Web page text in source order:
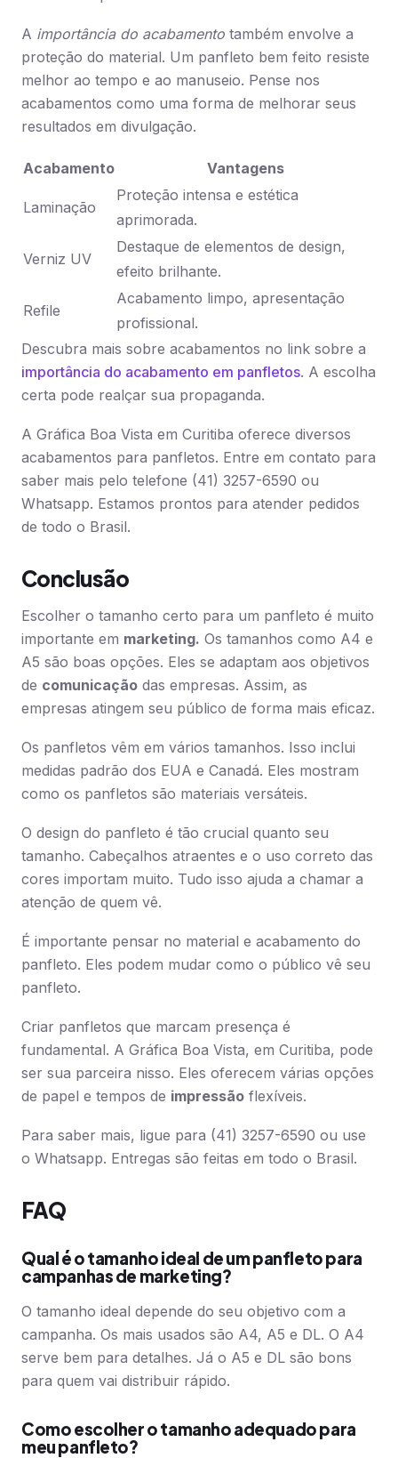
A importância do acabamento também envolve a
proteção do material. Um panfleto bem feito resiste
melhor ao tempo e ao manuseio. Pense nos
acabamentos como uma forma de melhorar seus
resultados em divulgação.
Acabamento Vantagens
Laminação
Proteção intensa e estética
aprimorada.
Verniz UV
Destaque de elementos de design,
efeito brilhante.
Refile
Acabamento limpo, apresentação
profissional.
Descubra mais sobre acabamentos no link sobre a
importância do acabamento em panfletos. A escolha
certa pode realçar sua propaganda.
A Gráfica Boa Vista em Curitiba oferece diversos
acabamentos para panfletos. Entre em contato para
saber mais pelo telefone (41) 3257-6590 ou
Whatsapp. Estamos prontos para atender pedidos
de todo o Brasil.
Conclusão
Escolher o tamanho certo para um panfleto é muito
importante em marketing. Os tamanhos como A4 e
A5 são boas opções. Eles se adaptam aos objetivos
de comunicação das empresas. Assim, as
empresas atingem seu público de forma mais eficaz.
Os panfletos vêm em vários tamanhos. Isso inclui
medidas padrão dos EUA e Canadá. Eles mostram
como os panfletos são materiais versáteis.
O design do panfleto é tão crucial quanto seu
tamanho. Cabeçalhos atraentes e o uso correto das
cores importam muito. Tudo isso ajuda a chamar a
atenção de quem vê.
É importante pensar no material e acabamento do
panfleto. Eles podem mudar como o público vê seu
panfleto.
Criar panfletos que marcam presença é
fundamental. A Gráfica Boa Vista, em Curitiba, pode
ser sua parceira nisso. Eles oferecem várias opções
de papel e tempos de impressão flexíveis.
Para saber mais, ligue para (41) 3257-6590 ou use
o Whatsapp. Entregas são feitas em todo o Brasil.
FAQ
Qual é o tamanho ideal de um panfleto para
campanhas de marketing?
O tamanho ideal depende do seu objetivo com a
campanha. Os mais usados são A4, A5 e DL. O A4
serve bem para detalhes. Já o A5 e DL são bons
para quem vai distribuir rápido.
Como escolher o tamanho adequado para
meu panfleto?